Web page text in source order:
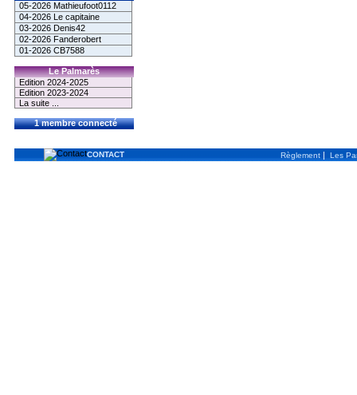
05-2026 Mathieufoot0112
04-2026 Le capitaine
03-2026 Denis42
02-2026 Fanderobert
01-2026 CB7588
Le Palmarès
Edition 2024-2025
Edition 2023-2024
La suite ...
1 membre connecté
CONTACT Règlement| Les